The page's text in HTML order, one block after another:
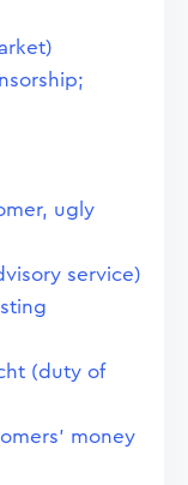
ugly
service)
(duty of
money